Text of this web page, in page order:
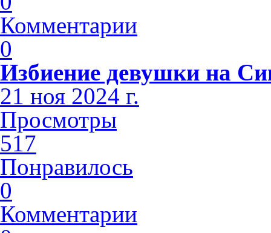
Комментарии
0
Избиение девушки на
21 ноя 2024 г.
Просмотры
517
Понравилось
0
Комментарии